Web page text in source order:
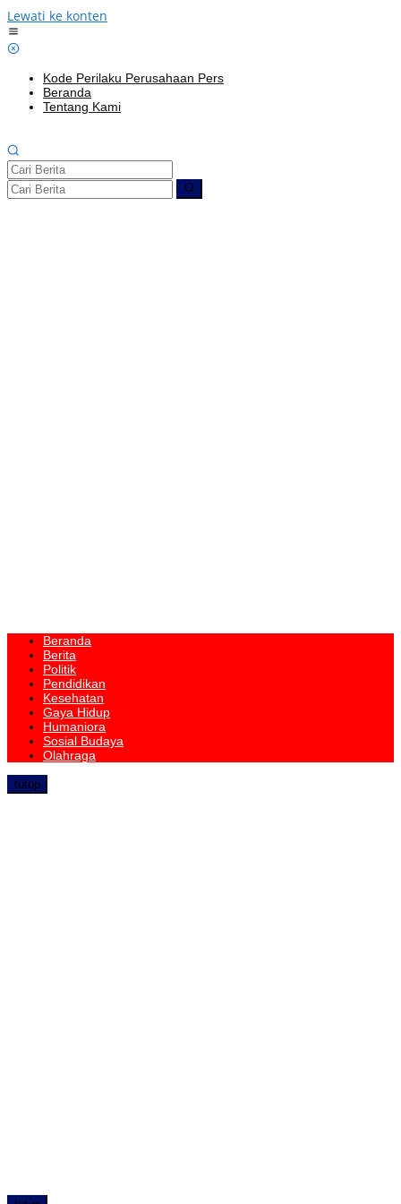
Lewati ke konten
Kode Perilaku Perusahaan Pers
Beranda
Tentang Kami
Beranda
Berita
Politik
Pendidikan
Kesehatan
Gaya Hidup
Humaniora
Sosial Budaya
Olahraga
tutup